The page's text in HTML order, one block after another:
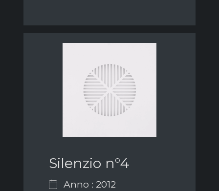
Silenzio n°4
Anno : 2012